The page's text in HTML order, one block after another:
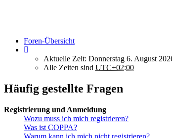
Foren-Übersicht
Aktuelle Zeit: Donnerstag 6. August
Alle Zeiten sind UTC+02:00
Häufig gestellte Fragen
Registrierung und Anmeldung
Wozu muss ich mich registrieren?
Was ist COPPA?
Warum kann ich mich nicht registrieren?